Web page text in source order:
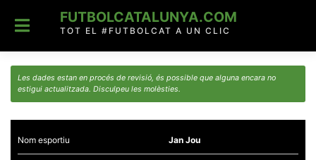
content
FUTBOLCATALUNYA.COM
TOT EL #FUTBOLCAT A UN CLIC
Les dades estan en procés de revisió, és possible que alguna encara no
estigui actualitzada. Disculpeu les molèsties.
Nom esportiu Jan Jou